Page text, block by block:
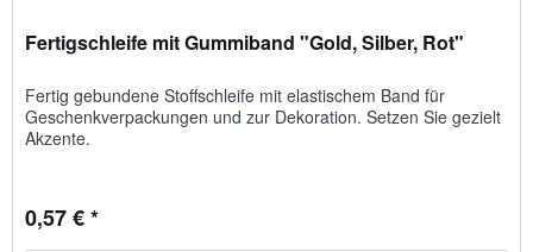
Fertigschleife mit Gummiband "Gold, Silber, Rot"
Fertig gebundene Stoff­schleife mit elasti­schem Band für
Geschenk­verpackungen und zur Dekoration. Setzen Sie ge­zielt
Ak­zente.
0,57 € *